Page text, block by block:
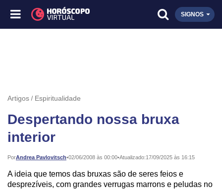
SIGNOS
Artigos Espiritualidade
Despertando nossa bruxa
interior
PorAndrea Pavlovitsch•
Publicado: 02/06/2008 às 00:00•Atualizado:17/09/2025 às 16:15
A ideia que temos das bruxas são de seres feios e
desprezíveis, com grandes verrugas marrons e peludas no